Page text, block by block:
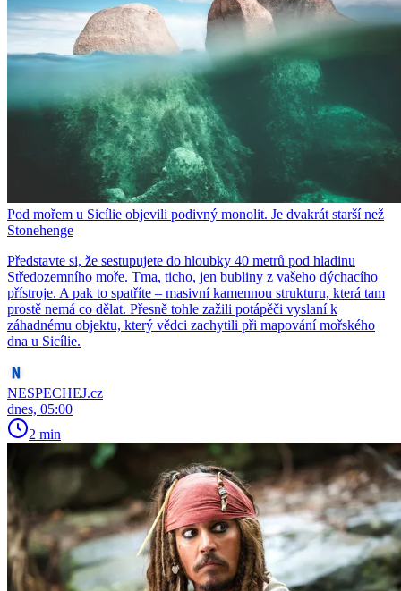
Pod mořem u Sicílie objevili podivný monolit. Je dvakrát starší než
Stonehenge
Představte si, že sestupujete do hloubky 40 metrů pod hladinu
Středozemního moře. Tma, ticho, jen bubliny z vašeho dýchacího
přístroje. A pak to spatříte – masivní kamennou strukturu, která tam
prostě nemá co dělat. Přesně tohle zažili potápěči vyslaní k
záhadnému objektu, který vědci zachytili při mapování mořského
dna u Sicílie.
NESPECHEJ.cz
dnes, 05:00
2 min